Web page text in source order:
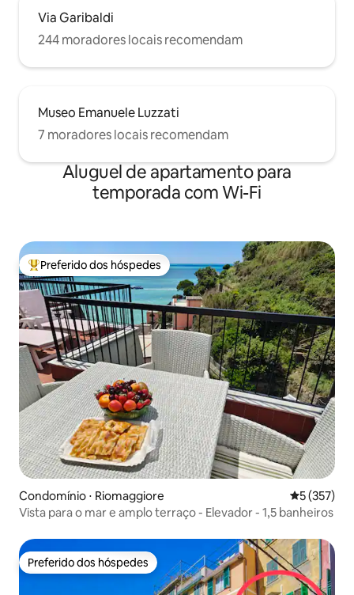
Via Garibaldi
244 moradores locais recomendam
Museo Emanuele Luzzati
7 moradores locais recomendam
Aluguel de apartamento para
temporada com Wi-Fi
Entre os melhores preferidos dos hóspedes
Preferido dos hóspedes
Condomínio ⋅ Riomaggiore 5 de uma
5 (357)
Vista para o mar e amplo terraço - Elevador - 1,5 banheiros
Preferido dos hóspedes
Preferido dos hóspedes